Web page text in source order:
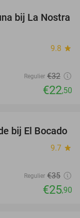
30%
bij La Nostra
9.8 star
Regulier €32
€22,50
26%
bij El Bocado
9.7 star
Regulier €35
€25,90